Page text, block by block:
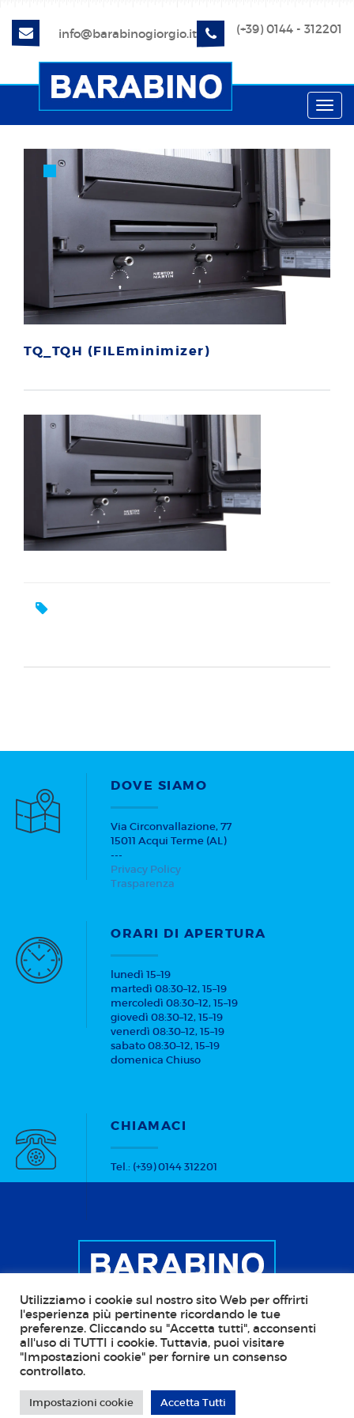
info@barabinogiorgio.it (+39) 0144 - 312201
TQ_TQH (FILEminimizer)
DOVE SIAMO
Via Circonvallazione, 77
15011 Acqui Terme (AL)
---
Privacy Policy
Trasparenza
ORARI DI APERTURA
lunedì 15–19
martedì 08:30–12, 15–19
mercoledì 08:30–12, 15–19
giovedì 08:30–12, 15–19
venerdì 08:30–12, 15–19
sabato 08:30–12, 15–19
domenica Chiuso
CHIAMACI
Tel.: (+39) 0144 312201
Copyright © 2026 BARABINO Scale - Stufe - Camini
CF: BRBGGF45R29D969J; P.IVA: 00110480068; PEC:
barabino@pec.it Web Agency:Callidus Pro - IT
Solutions. Tutti i diritti riservati
Utilizziamo i cookie sul nostro sito Web per offrirti
l'esperienza più pertinente ricordando le tue
preferenze. Cliccando su "Accetta tutti", acconsenti
all'uso di TUTTI i cookie. Tuttavia, puoi visitare
"Impostazioni cookie" per fornire un consenso
controllato.
Impostazioni cookie Accetta Tutti